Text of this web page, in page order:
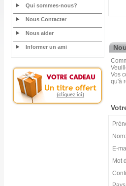
Qui sommes-nous?
Nous Contacter
Nous aider
Informer un ami
Vos
qu'à
Nom:
E-
Mot